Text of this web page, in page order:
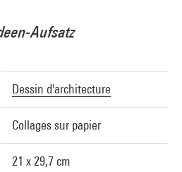
Aufsatz
Dessin d'architecture
Collages sur papier
21 x 29,7 cm
MNAM-CCI/Adam Rzepka/Dist.